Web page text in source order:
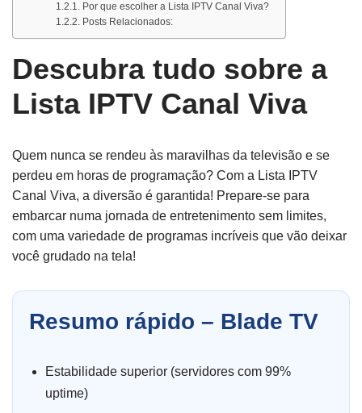
Por que escolher a Lista IPTV Canal Viva?
Posts Relacionados:
Descubra tudo sobre a
Lista IPTV Canal Viva
Quem nunca se rendeu às maravilhas da televisão e se
perdeu em horas de programação? Com a Lista IPTV
Canal Viva, a diversão é garantida! Prepare-se para
embarcar numa jornada de entretenimento sem limites,
com uma variedade de programas incríveis que vão deixar
você grudado na tela!
Resumo rápido – Blade TV
Estabilidade superior (servidores com 99%
uptime)